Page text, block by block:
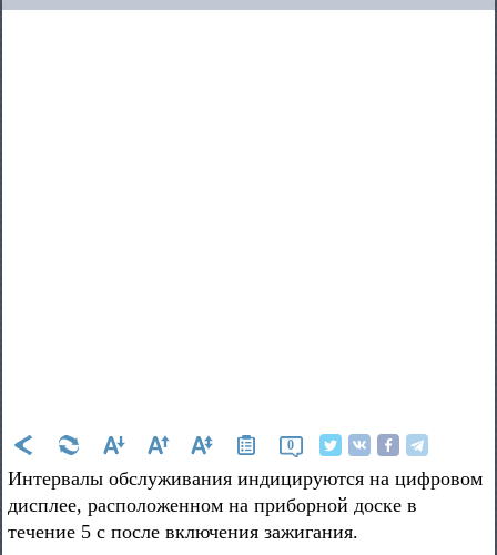
0
Интервалы обслуживания индицируются на цифровом
дисплее, расположенном на приборной доске в
течение 5 с после включения зажигания.